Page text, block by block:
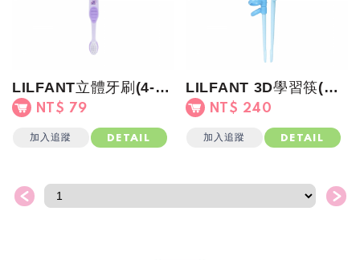
LILFANT立體牙刷(4-13歲)酷洛米
NT$ 79
加入追蹤 DETAIL
LILFANT 3D學習筷(右手)大耳狗
NT$ 240
加入追蹤 DETAIL
＜ ＞